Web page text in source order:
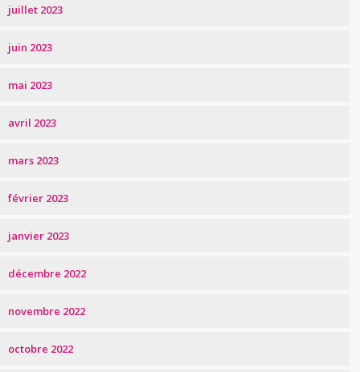
juillet 2023
juin 2023
mai 2023
avril 2023
mars 2023
février 2023
janvier 2023
décembre 2022
novembre 2022
octobre 2022